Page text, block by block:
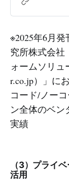
企業の生成AI
許申請中の図
載。デモ動画
介。資料請求
※2025年6月
究所株式会社
ォームソリュ
r.co.jp）」に
コード/ノー
ン全体のベン
実績
（3）プライ
活用